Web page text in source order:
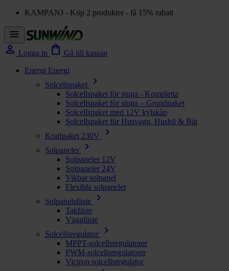
KAMPANJ - Köp 2 produkter - få 15% rabatt
menu
person Logga in shopping_bag Gå till kassan
Energi Energi
Solcellspaket
chevron_right
Solcellspaket för stuga - Kompletta
Solcellspaket för stuga – Grundpaket
Solcellspaket med 12V kylskåp
Solcellspaket för Husvagn, Husbil & Båt
Kraftpaket 230V
chevron_right
Solpaneler chevron_right
Solpaneler 12V
Solpaneler 24V
Vikbar solpanel
Flexibla solpaneler
Solpanelsfäste
chevron_right
Takfäste
Väggfäste
Solcellsregulator
chevron_right
MPPT-solcellsregulatorer
PWM-solcellsregulatorer
Victron solcellsregulator